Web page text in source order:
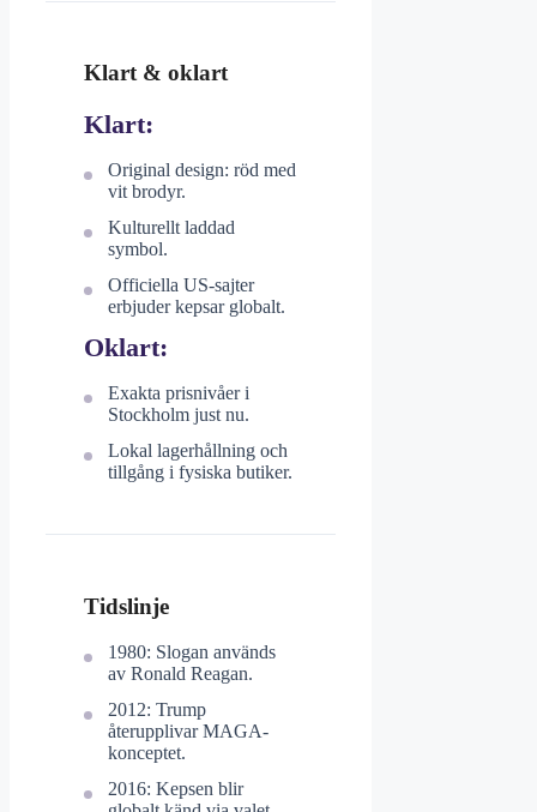
Klart & oklart
Klart:
Original design: röd med
vit brodyr.
Kulturellt laddad
symbol.
Officiella US-sajter
erbjuder kepsar globalt.
Oklart:
Exakta prisnivåer i
Stockholm just nu.
Lokal lagerhållning och
tillgång i fysiska butiker.
Tidslinje
1980: Slogan används
av Ronald Reagan.
2012: Trump
återupplivar MAGA-
konceptet.
2016: Kepsen blir